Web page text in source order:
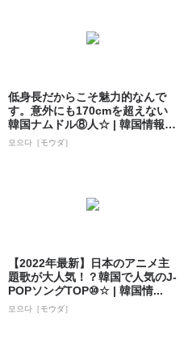
低身長だからこそ魅力的なんで
す。意外にも170cmを超えない
韓国ナムドル⑧人☆ | 韓国情報サ
イト...
모으다［モウダ］
【2022年最新】日本のアニメ主
題歌が大人気！？韓国で人気のJ-
POPソングTOP⑩☆ | 韓国情...
모으다［モウダ］